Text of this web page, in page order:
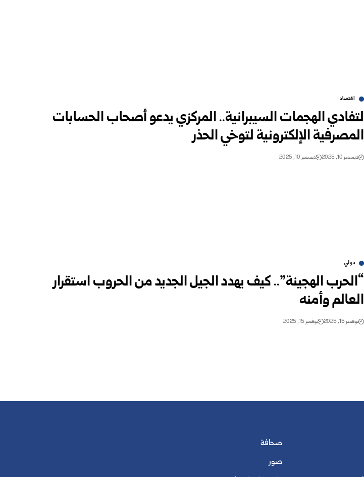
اقتصاد
لتفادي الهجمات السيبرانية.. المركزي يدعو أصحاب الحسابات
المصرفية الإلكترونية لتوخي الحذر
ديسمبر 10, 2025 ديسمبر 10, 2025
دولي
“الحرب الهجينة”.. كيف يهدد الجيل الجديد من الحروب استقرار
العالم وأمنه
نوفمبر 15, 2025 نوفمبر 15, 2025
صحافة
صور